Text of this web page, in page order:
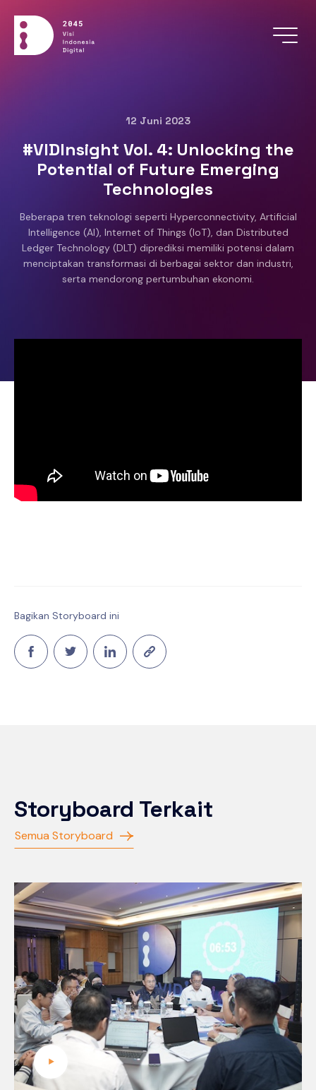
12 Juni 2023
#VIDInsight Vol. 4: Unlocking the
Potential of Future Emerging
Technologies
Beberapa tren teknologi seperti Hyperconnectivity, Artificial
Intelligence (AI), Internet of Things (IoT), dan Distributed
Ledger Technology (DLT) diprediksi memiliki potensi dalam
menciptakan transformasi di berbagai sektor dan industri,
serta mendorong pertumbuhan ekonomi.
Bagikan Storyboard ini
Storyboard Terkait
Semua Storyboard